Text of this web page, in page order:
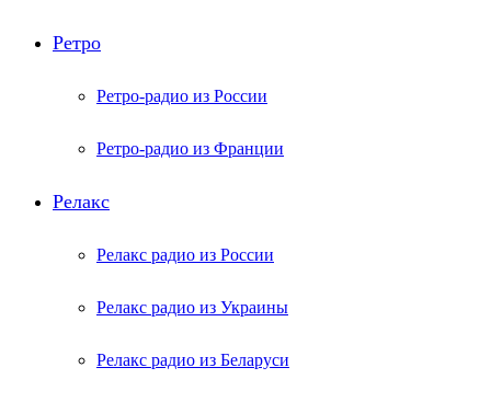
Ретро
Ретро-радио из России
Ретро-радио из Франции
Релакс
Релакс радио из России
Релакс радио из Украины
Релакс радио из Беларуси